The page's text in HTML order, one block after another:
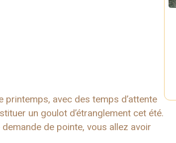
avec des temps d’attente
un goulot d’étranglement cet été.
de pointe, vous allez avoir